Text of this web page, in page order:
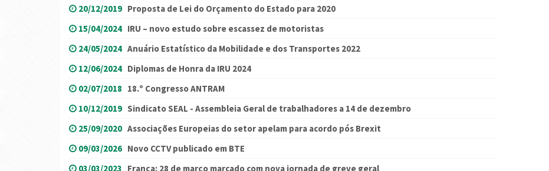
20/12/2019 Proposta de Lei do Orçamento do Estado para 2020
15/04/2024 IRU – novo estudo sobre escassez de motoristas
24/05/2024 Anuário Estatístico da Mobilidade e dos Transportes 2022
12/06/2024 Diplomas de Honra da IRU 2024
02/07/2018 18.º Congresso ANTRAM
10/12/2019 Sindicato SEAL - Assembleia Geral de trabalhadores a 14 de dezembro
25/09/2020 Associações Europeias do setor apelam para acordo pós Brexit
09/03/2026 Novo CCTV publicado em BTE
03/03/2023 França: 28 de março marcado com nova jornada de greve geral